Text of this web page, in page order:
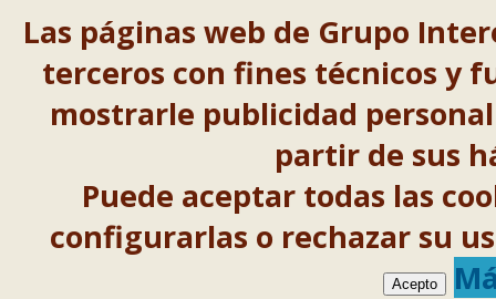
Las páginas web de Grupo
terceros con fines técnicos y
mostrarle publicidad
partir de sus
Puede aceptar todas las
configurarlas o rechazar su
Acepto